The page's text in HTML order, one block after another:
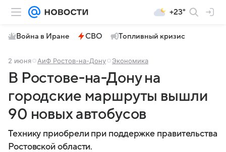
+23°
Война в Иране СВО Топливный кризис
2 июня АиФ Ростов-на-Дону Экономика
В Ростове-на-Дону на
городские маршруты вышли
90 новых автобусов
Технику приобрели при поддержке правительства
Ростовской области.